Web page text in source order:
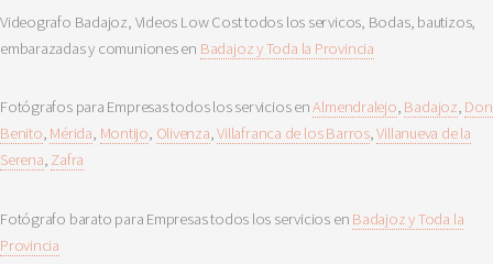
Videografo Badajoz, Videos Low Cost todos los servicos, Bodas, bautizos,
embarazadas y comuniones en Badajoz y Toda la Provincia
Fotógrafos para Empresas todos los servicios enAlmendralejo, Badajoz, Don
Benito, Mérida, Montijo, Olivenza,Villafranca de los Barros,Villanueva de la
Serena, Zafra
Fotógrafo barato para Empresas todos los servicios en Badajoz y Toda la
Provincia